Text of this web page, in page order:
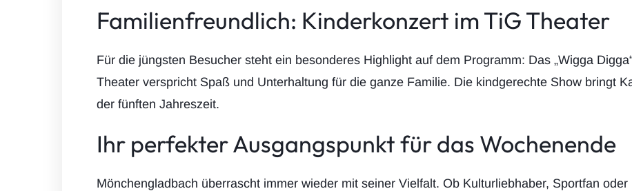
Familienfreundlich: Kinderkonzert im TiG Theater
Für die jüngsten Besucher steht ein besonderes Highlight auf dem Programm: Das „Wigga
Theater verspricht Spaß und Unterhaltung für die ganze Familie. Die kindgerechte Show bringt
der fünften Jahreszeit.
Ihr perfekter Ausgangspunkt für das Wochenende
Mönchengladbach überrascht immer wieder mit seiner Vielfalt. Ob Kulturliebhaber, Sportfan